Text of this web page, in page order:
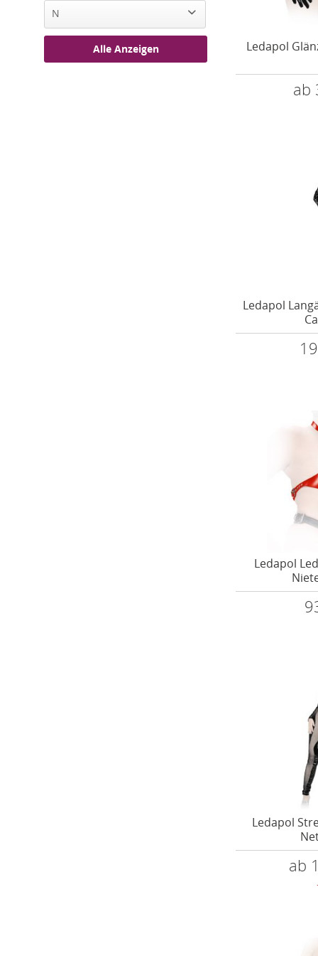
N
Noir Handmade (68)
Alle Anzeigen
Ledapol
ab
Ledapol
Ledapol
Ledapol
ab